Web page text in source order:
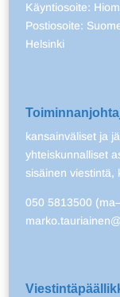
Käyntiosoite:
Postiosoite:
Helsinki
kansainväliset ja
yhteiskunnalliset
sisäinen viestintä,
050 5813500